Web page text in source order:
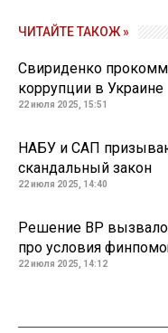
ЧИТАЙТЕ ТАКОЖ »
Свириденко
коррупции в Украине
22 июля 2025, 15:51
НАБУ и САП
скандальный закон
22 июля 2025, 14:40
Решение ВР вызвало
про условия
22 июля 2025, 14:12